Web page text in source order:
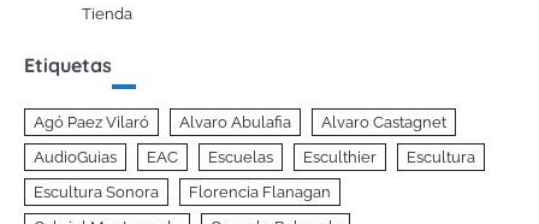
Tienda
Etiquetas
Agó Paez Vilaró Alvaro Abulafia
Alvaro Castagnet
AudioGuias
EAC Escuelas Esculthier
Escultura
Escultura Sonora
Florencia Flanagan